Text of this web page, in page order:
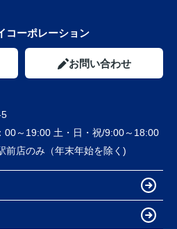
コーポレーション
お問い合わせ
00～19:00 土・日・祝/9:00～18:00
店のみ（年末年始を除く)